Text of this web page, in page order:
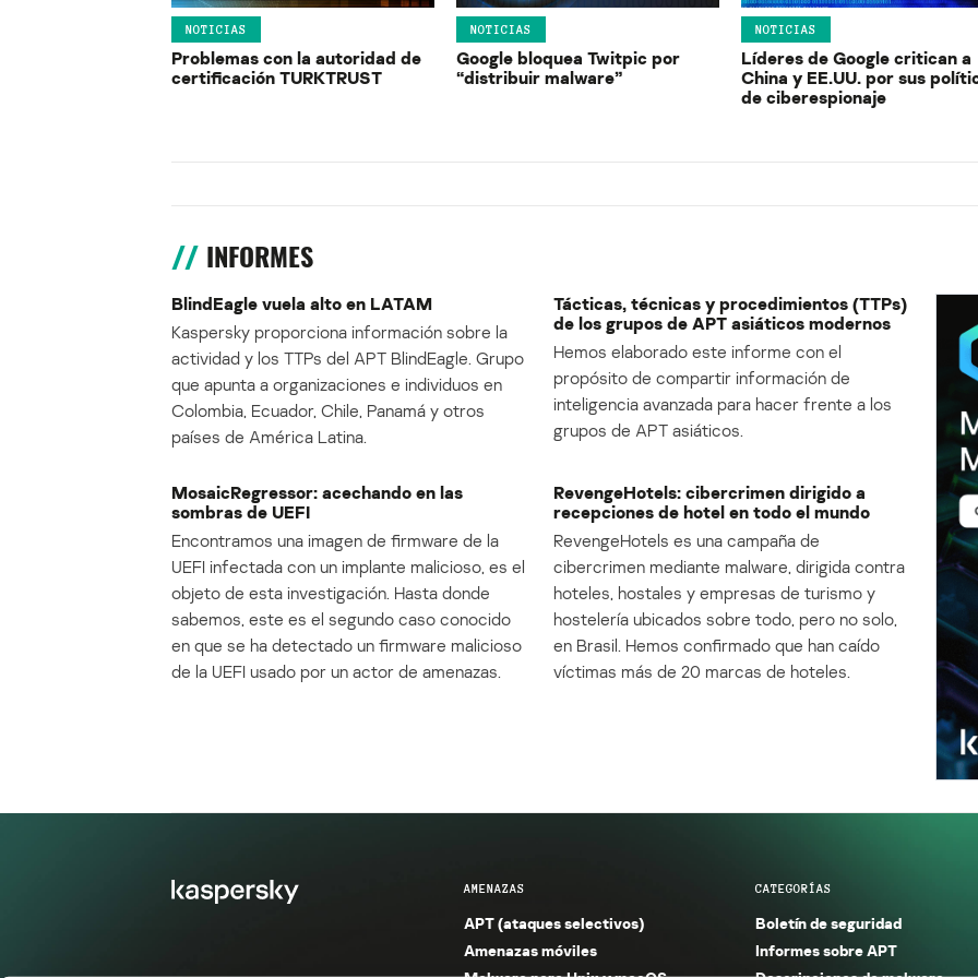
NOTICIAS
Problemas con la autoridad de
certificación TURKTRUST
NOTICIAS
Google bloquea Twitpic por
“distribuir malware”
NOTICIAS
Líderes de Google critican a
China y EE.UU. por sus
de ciberespionaje
INFORMES
BlindEagle vuela alto en LATAM
Kaspersky proporciona información sobre la
actividad y los TTPs del APT BlindEagle. Grupo
que apunta a organizaciones e individuos en
Colombia, Ecuador, Chile, Panamá y otros
países de América Latina.
Tácticas, técnicas y procedimientos (TTPs)
de los grupos de APT asiáticos modernos
Hemos elaborado este informe con el
propósito de compartir información de
inteligencia avanzada para hacer frente a los
grupos de APT asiáticos.
MosaicRegressor: acechando en las
sombras de UEFI
Encontramos una imagen de firmware de la
UEFI infectada con un implante malicioso, es el
objeto de esta investigación. Hasta donde
sabemos, este es el segundo caso conocido
en que se ha detectado un firmware malicioso
de la UEFI usado por un actor de amenazas.
RevengeHotels: cibercrimen dirigido a
recepciones de hotel en todo el mundo
RevengeHotels es una campaña de
cibercrimen mediante malware, dirigida contra
hoteles, hostales y empresas de turismo y
hostelería ubicados sobre todo, pero no solo,
en Brasil. Hemos confirmado que han caído
víctimas más de 20 marcas de hoteles.
AMENAZAS
APT (ataques selectivos)
Amenazas móviles
CATEGORÍAS
Boletín de seguridad
Informes sobre APT